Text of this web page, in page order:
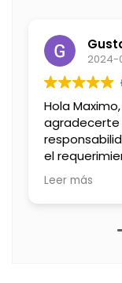
2024-
Hola
agradecerte
el
cerco
Realmente
prolijo todo
Leer más